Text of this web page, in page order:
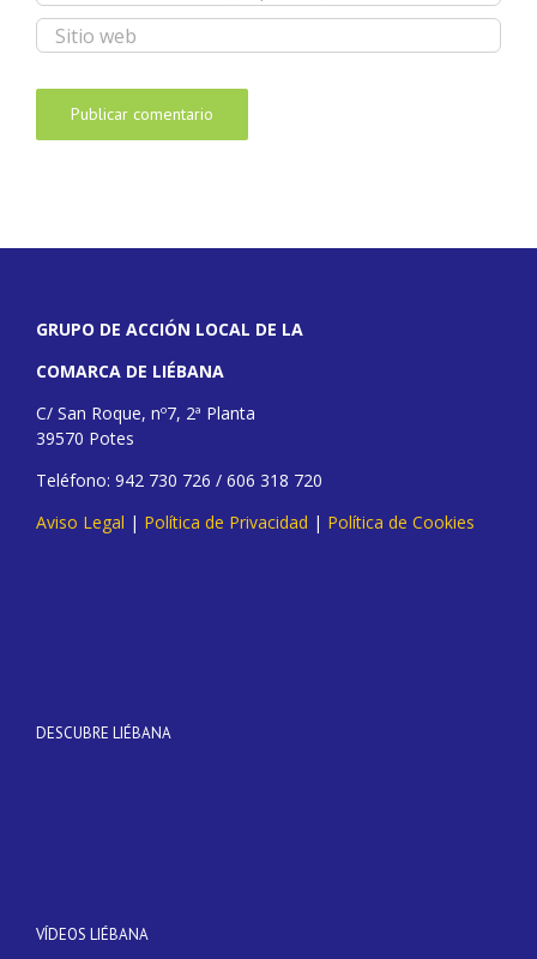
GRUPO DE ACCIÓN LOCAL DE LA
COMARCA DE LIÉBANA
C/ San Roque, nº7, 2ª Planta
39570 Potes
Teléfono: 942 730 726 / 606 318 720
Aviso Legal | Política de Privacidad | Política de Cookies
DESCUBRE LIÉBANA
VÍDEOS LIÉBANA